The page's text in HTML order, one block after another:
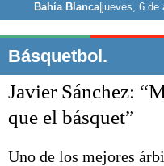
Noticias
Deportes
Bahía Blanca|jueves, 6 de
Básquetbol.
Javier Sánchez:
que el básquet”
Uno de los mejores